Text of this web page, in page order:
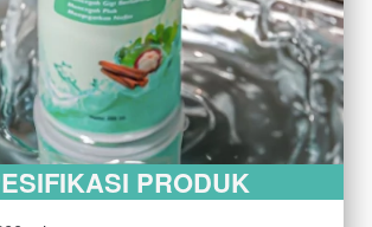
PRODUK